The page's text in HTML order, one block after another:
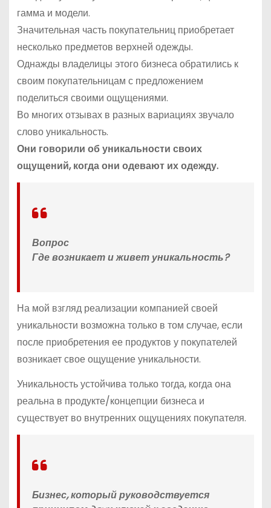
гамма и модели.
Значительная часть покупательниц приобретает
несколько предметов верхней одежды.
Однажды владелицы этого бизнеса обратились к
своим покупательницам с предложением
поделиться своими ощущениями.
Во многих отзывах в разных вариациях звучало
слово уникальность.
Они говорили об уникальности своих
ощущений, когда они одевают их одежду.
Вопрос
Где возникает и живет уникальность?
На мой взгляд реализации компанией своей
уникальности возможна только в том случае, если
после приобретения ее продуктов у покупателей
возникает свое ощущение уникальности.
Уникальность устойчива только тогда, когда она
реальна в продукте/концепции бизнеса и
существует во внутренних ощущениях покупателя.
Бизнес, который руководствуется